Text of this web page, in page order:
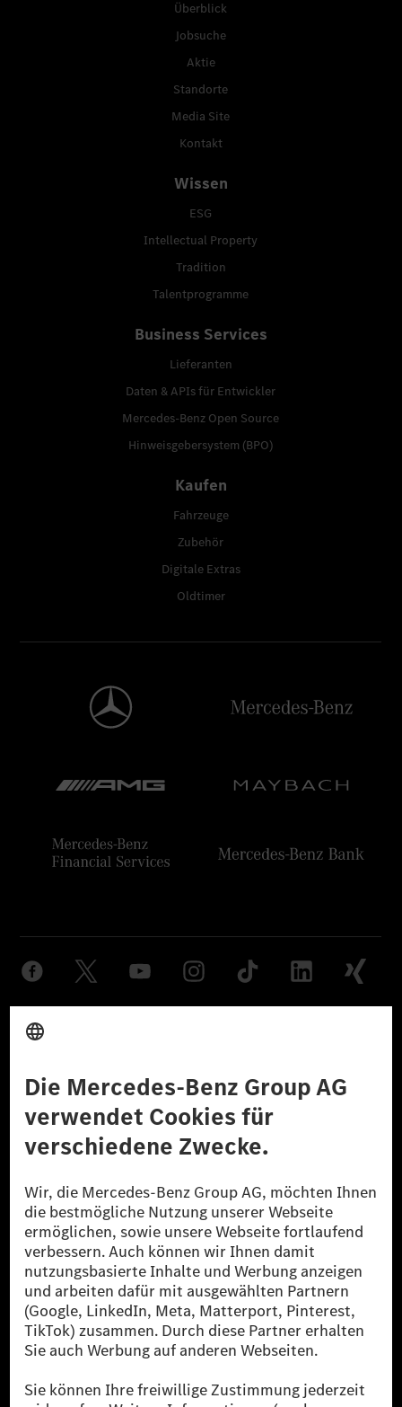
Überblick
Jobsuche
Aktie
Standorte
Media Site
Kontakt
Wissen
ESG
Intellectual Property
Tradition
Talentprogramme
Business Services
Lieferanten
Daten & APIs für Entwickler
Mercedes-Benz Open Source
Hinweisgebersystem (BPO)
Kaufen
Fahrzeuge
Zubehör
Digitale Extras
Oldtimer
© 2026 Mercedes-Benz Group AG. Alle Rechte vorbehalten.
reduzierte CO₂-Emissionen bei der Mercedes-Benz Group durch
zertifizierte Ausgleichsprojekte kompensiert werden.
[2] Renewable Charging ist ein integraler Bestandteil von MB.CHARGE
Public in Europa, den USA, Kanada und China. Sofern an der jeweiligen
Ladestation noch kein Strom aus erneuerbaren Energien vorliegt,
verwendet Renewable Charging Grünstromzertifikate*. Diese stellen
sicher, dass für Ladevorgänge über MB.CHARGE Public eine äquivalente
Strommenge aus erneuerbaren Energien ins Stromnetz eingespeist wird.
Sie stammen ausschließlich aus Wind- und Solarkraftanlagen, die jünger
als sechs Jahre sind.
* Inkl. EKOenergy Ökolabel
* Die angegebenen Werte wurden nach dem vorgeschriebenen
Messverfahren WLTP (Worldwide harmonised Light vehicles Test